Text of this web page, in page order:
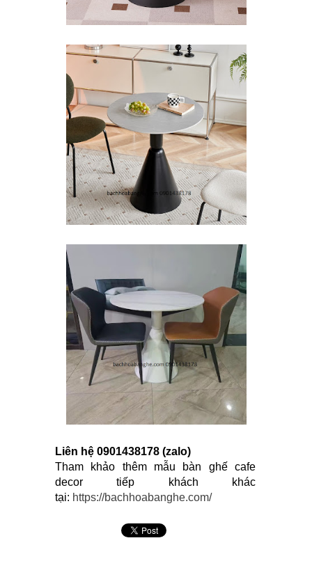
Liên hệ 0901438178 (zalo)
Tham khảo thêm mẫu bàn ghế cafe
decor tiếp khách khác
tại: https://bachhoabanghe.com/